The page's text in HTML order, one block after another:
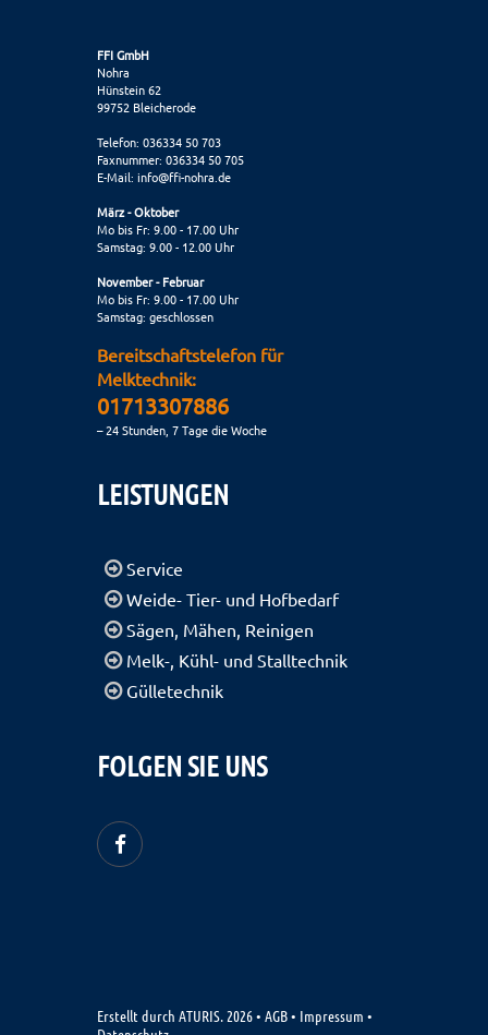
FFI GmbH
Nohra
Hünstein 62
99752 Bleicherode
Telefon: 036334 50 703
Faxnummer: 036334 50 705
E-Mail: info@ffi-nohra.de
März - Oktober
Mo bis Fr: 9.00 - 17.00 Uhr
Samstag: 9.00 - 12.00 Uhr
November - Februar
Mo bis Fr: 9.00 - 17.00 Uhr
Samstag: geschlossen
Bereitschaftstelefon für
Melktechnik:
01713307886
– 24 Stunden, 7 Tage die Woche
LEISTUNGEN
Service
Weide- Tier- und Hofbedarf
Sägen, Mähen, Reinigen
Melk-, Kühl- und Stalltechnik
Gülletechnik
FOLGEN SIE UNS
Erstellt durch ATURIS. 2026• AGB• Impressum •